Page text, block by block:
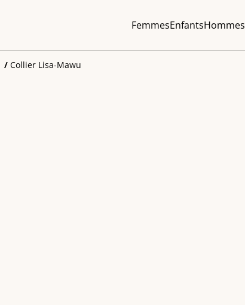
FemmesEnfantsHommes
/ Collier Lisa-Mawu